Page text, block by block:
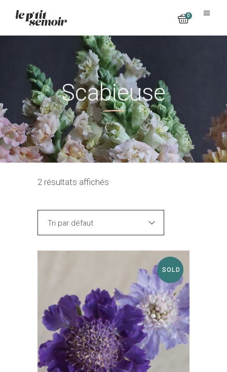
0
No products in the cart.
Scabieuse
2 résultats affichés
Tri par défaut
SOLD